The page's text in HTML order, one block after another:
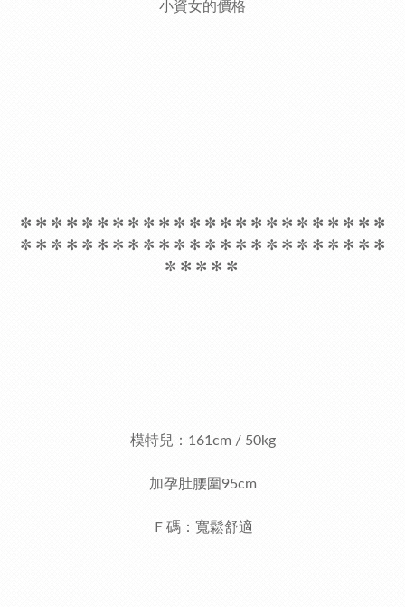
小資女的價格
✼ ✻ ✼ ✻ ✼ ✻ ✼ ✻ ✼ ✻ ✼ ✻ ✼ ✻ ✼ ✻ ✼ ✻ ✼ ✻ ✼ ✻ ✼ ✻
✼ ✻ ✼ ✻ ✼ ✻ ✼ ✻ ✼ ✻ ✼ ✻ ✼ ✻ ✼ ✻ ✼ ✻ ✼ ✻ ✼ ✻ ✼ ✻
✼ ✻ ✼ ✻ ✼
模特兒：161cm / 50kg
加孕肚腰圍95cm
Ｆ碼：寬鬆舒適